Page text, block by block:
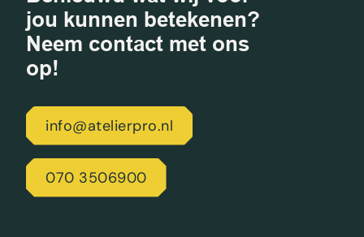
jou kunnen betekenen?
Neem contact met ons
op!
info@atelierpro.nl
070 3506900